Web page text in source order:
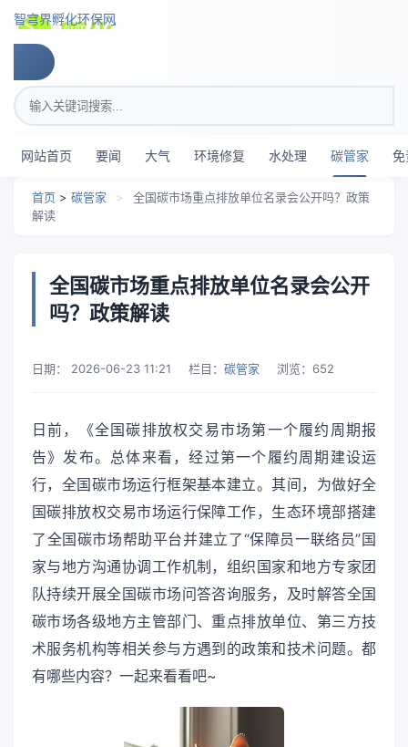
智穹界孵化环保网
搜索关键词
网站首页 要闻 大气 环境修复 水处理 碳管家 免
首页 > 碳管家 >
全国碳市场重点排放单位名录会公开吗？政策
解读
全国碳市场重点排放单位名录会公开
吗？政策解读
日期： 2026-06-23 11:21 栏目： 碳管家 浏览： 652
日前，《全国碳排放权交易市场第一个履约周期报
告》发布。总体来看，经过第一个履约周期建设运
行，全国碳市场运行框架基本建立。其间，为做好全
国碳排放权交易市场运行保障工作，生态环境部搭建
了全国碳市场帮助平台并建立了“保障员一联络员”国
家与地方沟通协调工作机制，组织国家和地方专家团
队持续开展全国碳市场问答咨询服务，及时解答全国
碳市场各级地方主管部门、重点排放单位、第三方技
术服务机构等相关参与方遇到的政策和技术问题。都
有哪些内容？一起来看看吧~